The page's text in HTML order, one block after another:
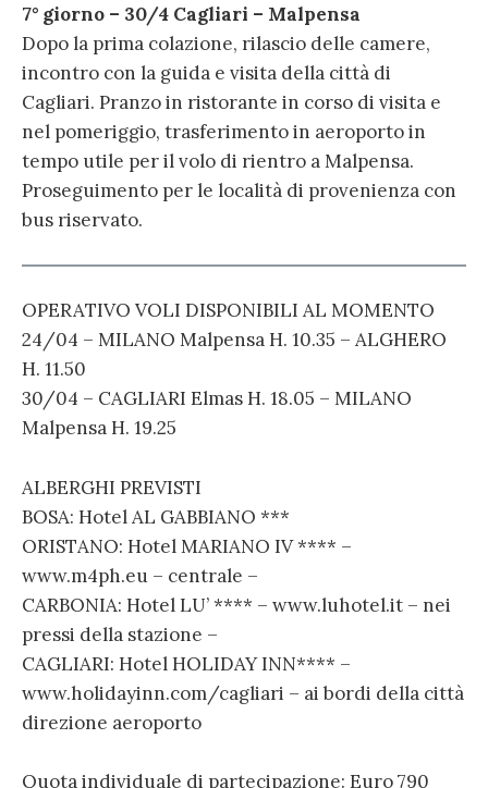
7° giorno – 30/4 Cagliari – Malpensa
Dopo la prima colazione, rilascio delle camere,
incontro con la guida e visita della città di
Cagliari. Pranzo in ristorante in corso di visita e
nel pomeriggio, trasferimento in aeroporto in
tempo utile per il volo di rientro a Malpensa.
Proseguimento per le località di provenienza con
bus riservato.
OPERATIVO VOLI DISPONIBILI AL MOMENTO
24/04 – MILANO Malpensa H. 10.35 – ALGHERO
H. 11.50
30/04 – CAGLIARI Elmas H. 18.05 – MILANO
Malpensa H. 19.25
ALBERGHI PREVISTI
BOSA: Hotel AL GABBIANO ***
ORISTANO: Hotel MARIANO IV **** –
www.m4ph.eu – centrale –
CARBONIA: Hotel LU’ **** – www.luhotel.it – nei
pressi della stazione –
CAGLIARI: Hotel HOLIDAY INN**** –
www.holidayinn.com/cagliari – ai bordi della città
direzione aeroporto
Quota individuale di partecipazione: Euro 790